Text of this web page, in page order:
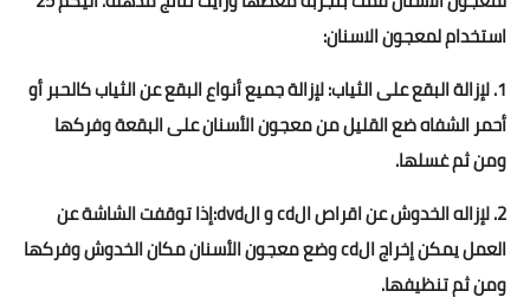
الجمال والريجيم
العناية بالبشرة
اطباق وأعياد
استخدام لمعجون الاسنان:
1. لإزالة البقع على الثياب: لإزالة جميع أنواع البقع عن الثياب كالحبر أو
أحمر الشفاه ضع القليل من معجون الأسنان على البقعة وفركها
ومن ثم غسلها.
2. لإزاله الخدوش عن اقراص الcd و الdvd:إذا توقفت الشاشة عن
العمل يمكن إخراج الcd وضع معجون الأسنان مكان الخدوش وفركها
ومن ثم تنظيفها.